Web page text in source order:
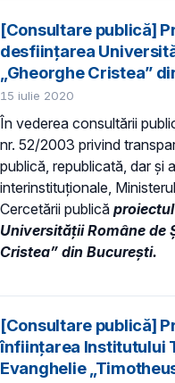
[Consultare publică]
desființarea
„Gheorghe Cristea”
15 iulie 2020
În vederea consultării
nr. 52/2003 privind
publică, republicată, dar și
interinstituționale,
Cercetării publică
Universității Române de
Cristea” din București.
[Consultare publică]
înfiinţarea Institutului
Evanghelie